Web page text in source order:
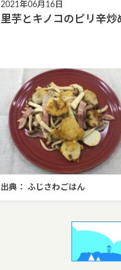
2021年06月16日
里芋とキノコのピリ辛炒
出典： ふじさわごはん